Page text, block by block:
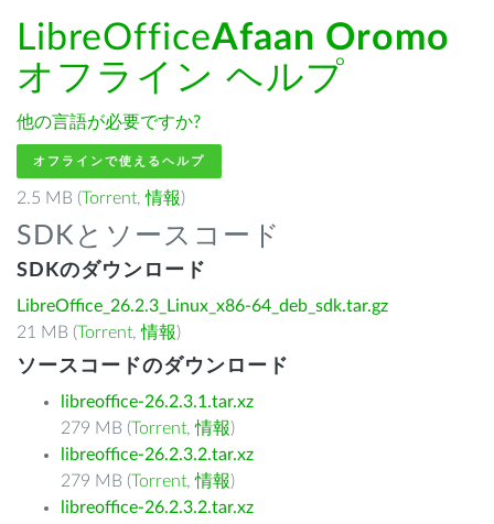
LibreOfficeAfaan Oromo
オフライン ヘルプ
他の言語が必要ですか?
オフラインで使えるヘルプ
2.5 MB (Torrent,情報)
SDKとソースコード
SDKのダウンロード
LibreOffice_26.2.3_Linux_x86-64_deb_sdk.tar.gz
21 MB (Torrent,情報)
ソースコードのダウンロード
libreoffice-26.2.3.1.tar.xz
279 MB (Torrent,情報)
libreoffice-26.2.3.2.tar.xz
279 MB (Torrent,情報)
libreoffice-26.2.3.2.tar.xz